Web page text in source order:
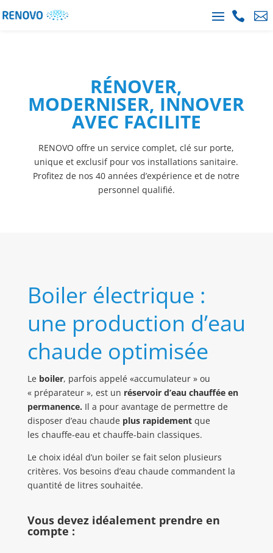
 
RÉNOVER,
MODERNISER, INNOVER
AVEC FACILITE
RENOVO offre un service complet, clé sur porte,
unique et exclusif pour vos installations sanitaire.
Profitez de nos 40 années d’expérience et de notre
personnel qualifié.
Boiler électrique :
une production d’eau
chaude optimisée
Le boiler, parfois appelé «accumulateur » ou
« préparateur », est un réservoir d’eau chauffée en
permanence. Il a pour avantage de permettre de
disposer d’eau chaude plus rapidementque
les chauffe-eau et chauffe-bain classiques.
Le choix idéal d’un boiler se fait selon plusieurs
critères. Vos besoins d’eau chaude commandent la
quantité de litres souhaitée.
Vous devez idéalement prendre en
compte :